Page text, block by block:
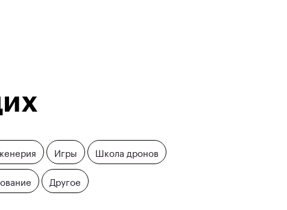
Игры
Школа дронов
Другое